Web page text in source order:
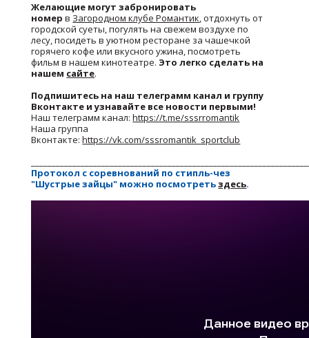
Желающие могут забронировать
номер в Загородном клубе Романтик, отдохнуть от
городской суеты, погулять на свежем воздухе по
лесу, посидеть в уютном ресторане за чашечкой
горячего кофе или вкусного ужина, посмотреть
фильм в нашем кинотеатре. Это легко сделать на
нашем сайте.
Подпишитесь на наш телеграмм канал и группу
Вконтакте и узнавайте все новости первыми!
Наш телеграмм канал:https://t.me/sssrromantik
Наша группа
Вконтакте:https://vk.com/sssromantik_sportclub
Протокол с соревнований по стипль-чез
"Шустрые зайцы" можно посмотретьздесь.